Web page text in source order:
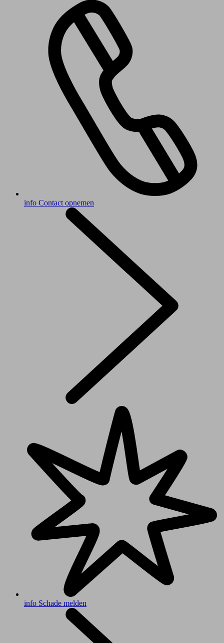
info Contact opnemen
info Schade melden